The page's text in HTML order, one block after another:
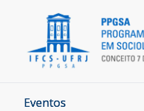
Eventos